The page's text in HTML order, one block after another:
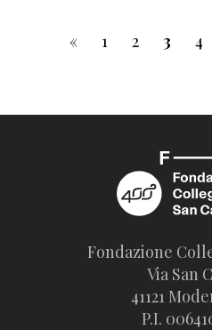
« 1 2 3 4
Fondazione
Via San
41121
P.I.